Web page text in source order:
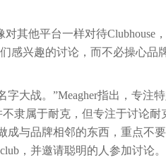
对其他平台一样对待
感兴趣的讨论，而不必操心品
字大战。”Meagher指出，专注
不隶属于耐克，但专注于讨论
成与品牌相邻的东西，重点不
，并邀请聪明的人参加讨论